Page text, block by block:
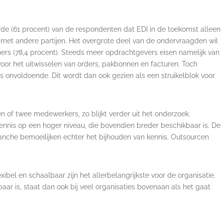
(61 procent) van de respondenten dat EDI in de toekomst alleen
andere partijen. Het overgrote deel van de ondervraagden wil
(78,4 procent). Steeds meer opdrachtgevers eisen namelijk van
het uitwisselen van orders, pakbonnen en facturen. Toch
onvoldoende. Dit wordt dan ook gezien als een struikelblok voor
of twee medewerkers, zo blijkt verder uit het onderzoek.
op een hoger niveau, die bovendien breder beschikbaar is. De
bemoeilijken echter het bijhouden van kennis. Outsourcen
en schaalbaar zijn het allerbelangrijkste voor de organisatie.
is, staat dan ook bij veel organisaties bovenaan als het gaat